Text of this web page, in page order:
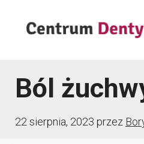
Ból
22 sierpnia, 2023 przez